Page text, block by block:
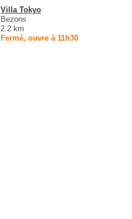
Villa Tokyo
Bezons
2.2 km
Fermé, ouvre à 11h30